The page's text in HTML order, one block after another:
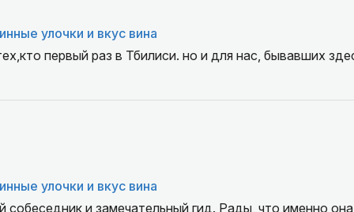
улочки и вкус вина
первый раз в Тбилиси. но и для нас, бывавших
улочки и вкус вина
собеседник и замечательный гид. Рады, что именно